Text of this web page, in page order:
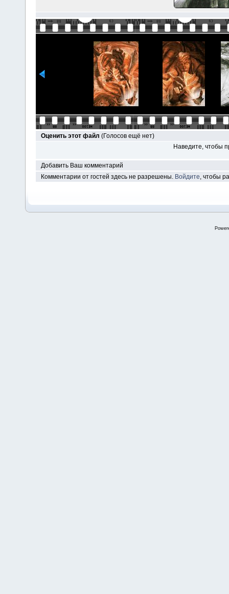
Оценить этот файл (Голосов ещё нет)
Наведите, чтобы
Добавить Ваш комментарий
Комментарии от гостей здесь не разрешены. Войдите, чтобы